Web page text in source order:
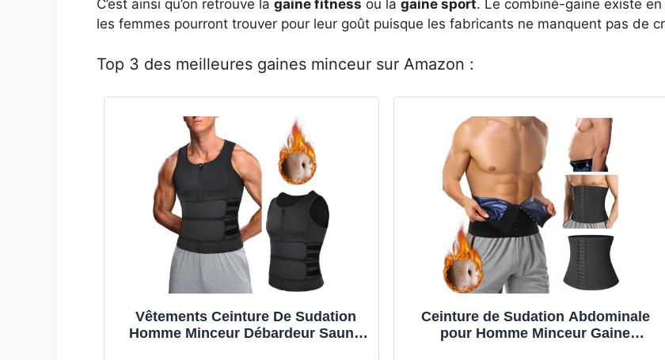
C’est ainsi qu’on retrouve la gaine fitness ou la gaine sport. Le combiné-gaine existe
les femmes pourront trouver pour leur goût puisque les fabricants ne manquent pas de
Top 3 des meilleures gaines minceur sur Amazon :
Vêtements Ceinture De Sudation
Homme Minceur Débardeur Sauna
Ceinture de Sudation Abdominale
pour Homme Minceur Gaine